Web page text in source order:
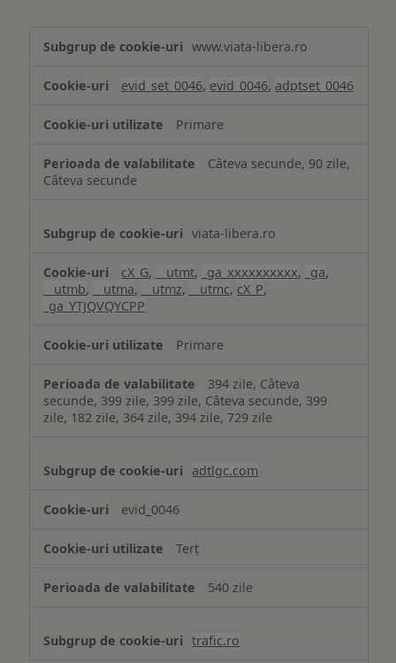
Măsurare
analiză
www.viata-libera.ro
evid_set_0046, evid_0046, adptset_0046
Primare
Câteva secunde, 90 zile,
Câteva secunde
viata-libera.ro
cX_G, __utmt, _ga_xxxxxxxxxx, _ga,
__utmb, __utma, __utmz, __utmc, cX_P,
_ga_YTJQVQYCPP
Primare
394 zile, Câteva
secunde, 399 zile, 399 zile, Câteva secunde, 399
zile, 182 zile, 364 zile, 394 zile, 729 zile
adtlgc.com
evid_0046
Terț
540 zile
trafic.ro